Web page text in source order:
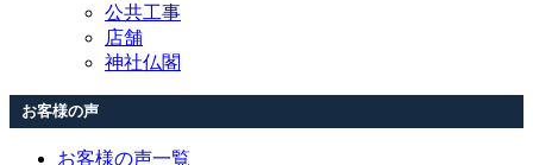
公共工事
店舗
神社仏閣
お客様の声
お客様の声一覧